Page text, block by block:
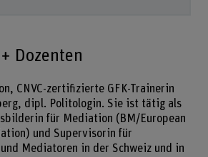
Dozenten
CNVC-zertifizierte GFK-Trainerin
dipl. Politologin. Sie ist tätig als
für Mediation (BM/European
und Supervisorin für
Mediatoren in der Schweiz und in